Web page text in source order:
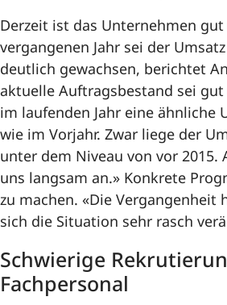
Derzeit ist das Unternehmen
vergangenen Jahr sei der
deutlich gewachsen, berichtet
aktuelle Auftragsbestand sei
im laufenden Jahr eine ähnliche
wie im Vorjahr. Zwar liege der
unter dem Niveau von vor 2015.
uns langsam an.» Konkrete
zu machen. «Die Vergangenheit
sich die Situation sehr rasch
Schwierige
Fachpersonal